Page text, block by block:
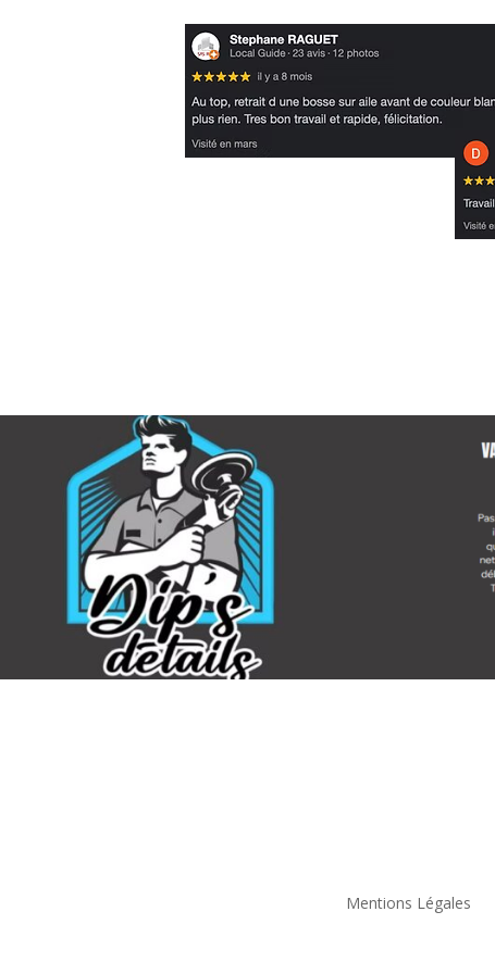
Mentions Légales